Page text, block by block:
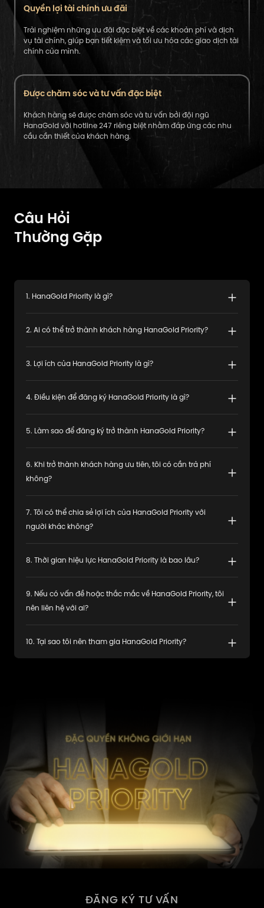
Quyền lợi tài chính ưu đãi
Trải nghiệm những ưu đãi đặc biệt về các khoản phí và dịch
vụ tài chính, giúp bạn tiết kiệm và tối ưu hóa các giao dịch tài
chính của mình.
Được chăm sóc và tư vấn đặc biệt
Khách hàng sẽ được chăm sóc và tư vấn bởi đội ngũ
HanaGold với hotline 247 riêng biệt nhằm đáp ứng các nhu
cầu cần thiết của khách hàng.
Câu Hỏi
Thường Gặp
1. HanaGold Priority là gì?
2. Ai có thể trở thành khách hàng HanaGold Priority?
3. Lợi ích của HanaGold Priority là gì?
4. Điều kiện để đăng ký HanaGold Priority là gì?
5. Làm sao để đăng ký trở thành HanaGold Priority?
6. Khi trở thành khách hàng ưu tiên, tôi có cần trả phí
không?
7. Tôi có thể chia sẻ lợi ích của HanaGold Priority với
người khác không?
8. Thời gian hiệu lực HanaGold Priority là bao lâu?
9. Nếu có vấn đề hoặc thắc mắc về HanaGold Priority, tôi
nên liên hệ với ai?
10. Tại sao tôi nên tham gia HanaGold Priority?
ĐĂNG KÝ TƯ VẤN